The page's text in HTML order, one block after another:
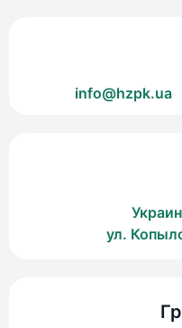
info@hzpk.ua
ул.